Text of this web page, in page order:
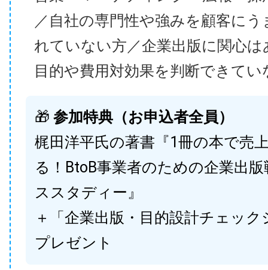
／自社の専門性や強みを顧客に
れていない方／企業出版に関心
目的や費用対効果を判断できてい
🎁 参加特典（お申込者全員）
梶田洋平氏の著書『1冊の本で売
る！BtoB事業者のための企業出
ススタディー』
＋「企業出版・目的設計チェック
プレゼント